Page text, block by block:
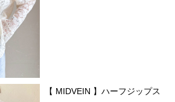
【 MIDVEIN 】ハーフジップス